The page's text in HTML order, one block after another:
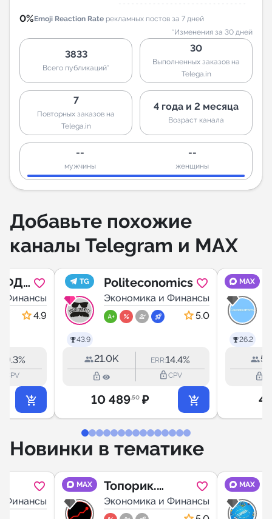
0%Emoji Reaction Rate рекламных постов за 7 дней
*Изменения за 30 дней
3833
Всего публикаций*
30
Выполненных заказов на
Telega.in
7
Повторных заказов на
Telega.in
4 года и 2 месяца
Возраст канала
--
мужчины
--
женщины
Добавьте похожие
каналы Telegram и MAX
Финансы
4.9
9.3%
CPV
TG
43.9
Politeconomics
Экономика и Финансы
5.0
21.0K ERR:14.4%
lock_outline lock_outlineCPV
10 489.50 ₽
MAX
26.2
lock_outline
4
Новинки в тематике
Финансы
MAX
Топорик.
Экономика
Экономика и Финансы
MAX